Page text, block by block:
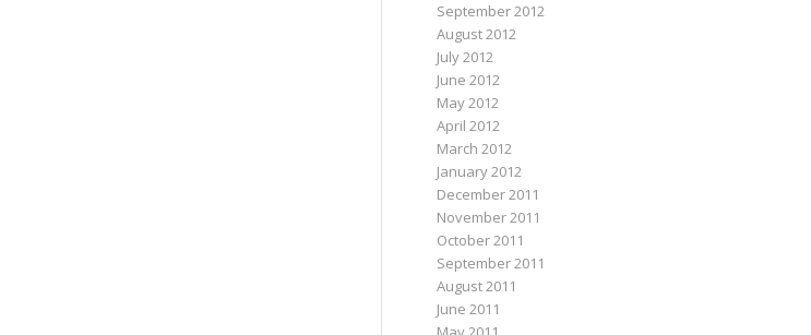
September 2012
August 2012
July 2012
June 2012
May 2012
April 2012
March 2012
January 2012
December 2011
November 2011
October 2011
September 2011
August 2011
June 2011